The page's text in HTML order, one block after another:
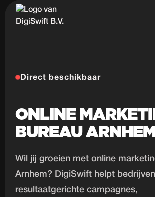
Direct beschikbaar
ONLINE
BUREAU ARNHEM
Wil jij groeien met online
Arnhem? DigiSwift helpt
resultaatgerichte campagnes,